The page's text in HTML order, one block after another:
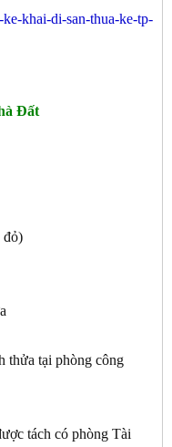
khai-di-san-thua-ke-tp-
Đất
đỏ)
thửa tại phòng công
tách có phòng Tài